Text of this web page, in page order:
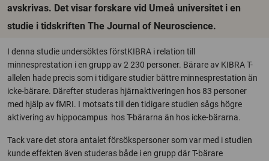
avskrivas. Det visar forskare vid Umeå universitet i en
studie i tidskriften The Journal of Neuroscience.
I denna studie undersöktes förstKIBRA i relation till
minnesprestation i en grupp av 2 230 personer. Bärare av KIBRA T-
allelen hade precis som i tidigare studier bättre minnesprestation än
icke-bärare. Därefter studeras hjärnaktiveringen hos 83 personer
med hjälp av fMRI. I motsats till den tidigare studien sågs högre
aktivering av hippocampus hos T-bärarna än hos icke-bärarna.
Tack vare det stora antalet försökspersoner som var med i studien
kunde effekten även studeras både i en grupp där T-bärare